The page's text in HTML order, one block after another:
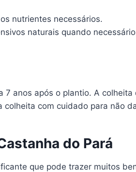
nutrientes necessários.
naturais quando
anos após o plantio. A
com cuidado para não
do Pará
que pode trazer muitos